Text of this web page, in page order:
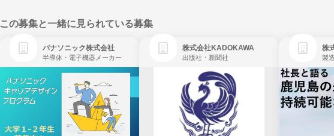
この募集と一緒に見られている募集
パナソニック株式会社
半導体・電子機器メーカー
株式会社KADOKAWA
出版社・新聞社
株
製